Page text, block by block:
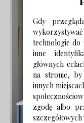
Gdy
technologie do
inne
głównych
na stronie,
innych
zgodę albo